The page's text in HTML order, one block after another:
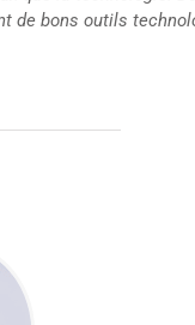
de bons outils